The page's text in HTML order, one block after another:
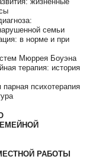
семьи
в норме и при
Мюррея Боуэна
терапия: история
психотерапия
РАБОТЫ